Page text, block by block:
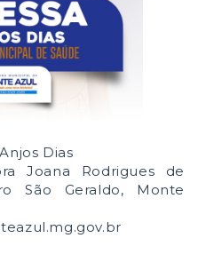
Dias
Joana Rodrigues de
São Geraldo, Monte